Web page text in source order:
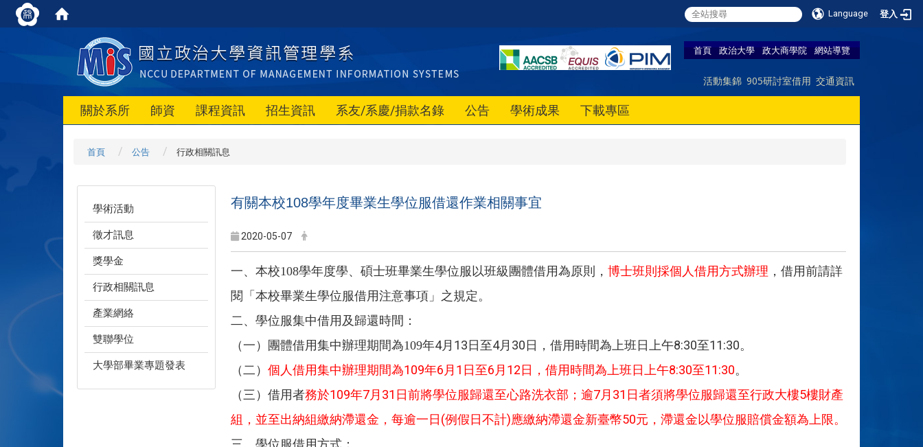
Language 登入
首頁 政治大學 政大商學院 網站導覽
活動集錦 905研討室借用 交通資訊
關於系所 師資 課程資訊 招生資訊 系友/系慶/捐款名錄 公告 學術成果 下載專區
首頁 公告 行政相關訊息
學術活動
徵才訊息
獎學金
行政相關訊息
產業網絡
雙聯學位
大學部畢業專題發表
有關本校108學年度畢業生學位服借還作業相關事宜
2020-05-07
一、本校108學年度學、碩士班畢業生學位服以班級團體借用為原則， 博士班則採個人借用方式辦理 ，借用前請詳
閱「本校畢業生學位服借用注意事項」之規定。
二、學位服集中借用及歸還時間：
（一）團體借用集中辦理期間為109年4月13日至4月30日，借用時間為上班日上午8:30至11:30。
（二） 個人借用集中辦理期間為109年6月1日至6月12日，借用時間為上班日上午8:30至11:30。
（三）借用者務於109年7月31日前將學位服歸還至心路洗衣部；逾7月31日者須將學位服歸還至行政大樓5樓財產
組，並至出納組繳納滯還金，每逾一日(例假日不計)應繳納滯還金新臺幣50元，滯還金以學位服賠償金額為上限。